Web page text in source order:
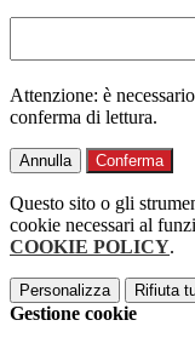
Attenzione: è
conferma di lettura.
Annulla Conferma
Questo sito o gli
cookie necessari al
COOKIE POLICY.
Personalizza Rifiuta
Gestione cookie